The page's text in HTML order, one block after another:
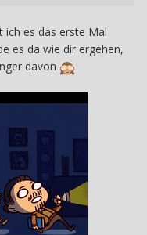
ich es das erste Mal
es da wie dir ergehen,
davon